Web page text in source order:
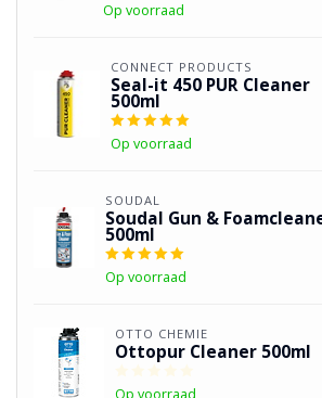
Op voorraad
CONNECT PRODUCTS
Seal-it 450 PUR Cleaner
500ml
Op voorraad
SOUDAL
Soudal Gun &
500ml
Op voorraad
OTTO CHEMIE
Ottopur Cleaner 500ml
Op voorraad